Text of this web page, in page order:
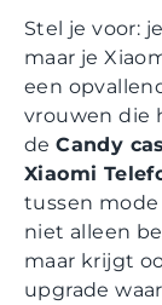
Stel je voor:
maar je
een
vrouwen die
deCandy
Xiaomi
tussen
niet alleen
maar krijgt
upgrade